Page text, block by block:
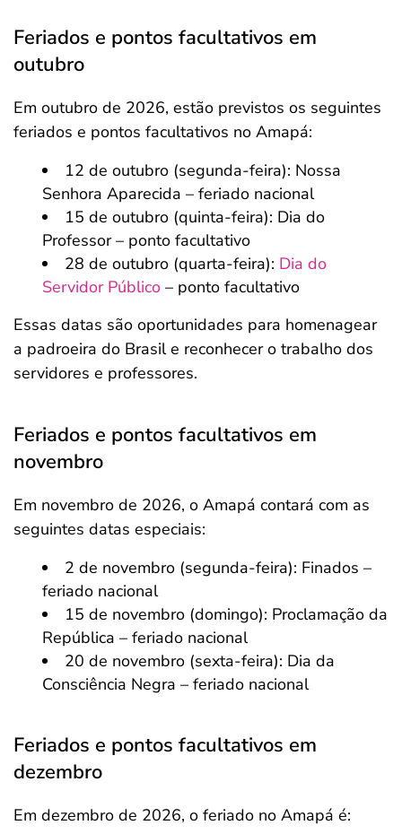
Feriados e pontos facultativos em
outubro
Em outubro de 2026, estão previstos os seguintes
feriados e pontos facultativos no Amapá:
12 de outubro (segunda-feira): Nossa
Senhora Aparecida – feriado nacional
15 de outubro (quinta-feira): Dia do
Professor – ponto facultativo
28 de outubro (quarta-feira): Dia do
Servidor Público – ponto facultativo
Essas datas são oportunidades para homenagear
a padroeira do Brasil e reconhecer o trabalho dos
servidores e professores.
Feriados e pontos facultativos em
novembro
Em novembro de 2026, o Amapá contará com as
seguintes datas especiais:
2 de novembro (segunda-feira): Finados –
feriado nacional
15 de novembro (domingo): Proclamação da
República – feriado nacional
20 de novembro (sexta-feira): Dia da
Consciência Negra – feriado nacional
Feriados e pontos facultativos em
dezembro
Em dezembro de 2026, o feriado no Amapá é: